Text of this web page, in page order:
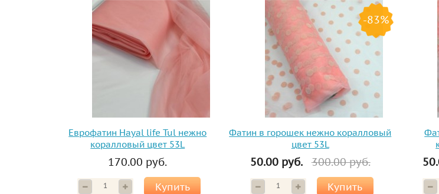
Еврофатин Hayal life Tul нежно
коралловый цвет 53L
170.00 руб.
Купить
-83%
Фатин в горошек нежно коралловый
цвет 53L
50.00 руб. 300.00 руб.
Купить